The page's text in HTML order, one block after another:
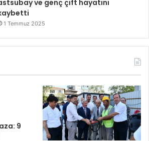
ve genç çift hayatını
1 Temmuz 2025
9